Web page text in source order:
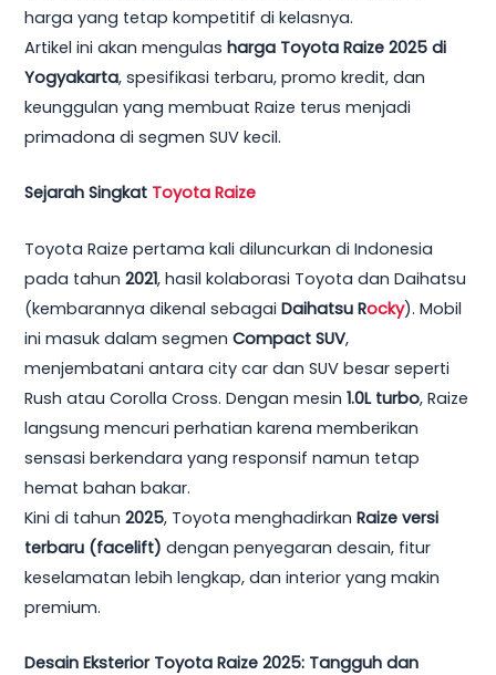
harga yang tetap kompetitif di kelasnya.
Artikel ini akan mengulasharga Toyota Raize 2025 di
Yogyakarta, spesifikasi terbaru, promo kredit, dan
keunggulan yang membuat Raize terus menjadi
primadona di segmen SUV kecil.
Sejarah Singkat Toyota Raize
Toyota Raize pertama kali diluncurkan di Indonesia
pada tahun2021, hasil kolaborasi Toyota dan Daihatsu
(kembarannya dikenal sebagaiDaihatsu Rocky). Mobil
ini masuk dalam segmenCompact SUV,
menjembatani antara city car dan SUV besar seperti
Rush atau Corolla Cross. Dengan mesin1.0L turbo, Raize
langsung mencuri perhatian karena memberikan
sensasi berkendara yang responsif namun tetap
hemat bahan bakar.
Kini di tahun2025, Toyota menghadirkanRaize versi
terbaru (facelift) dengan penyegaran desain, fitur
keselamatan lebih lengkap, dan interior yang makin
premium.
Desain Eksterior Toyota Raize 2025: Tangguh dan